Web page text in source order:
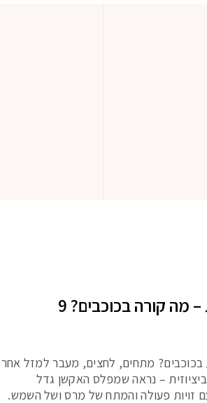
תחזית שבועית – מה קורה בכוכבים? 9
בכוכבים? מתחים, לחצים, מעבר למזל אחר
– נראה שמפלס האקשן גדל
זויות פעולה והמתח של מרס ושל השמש.